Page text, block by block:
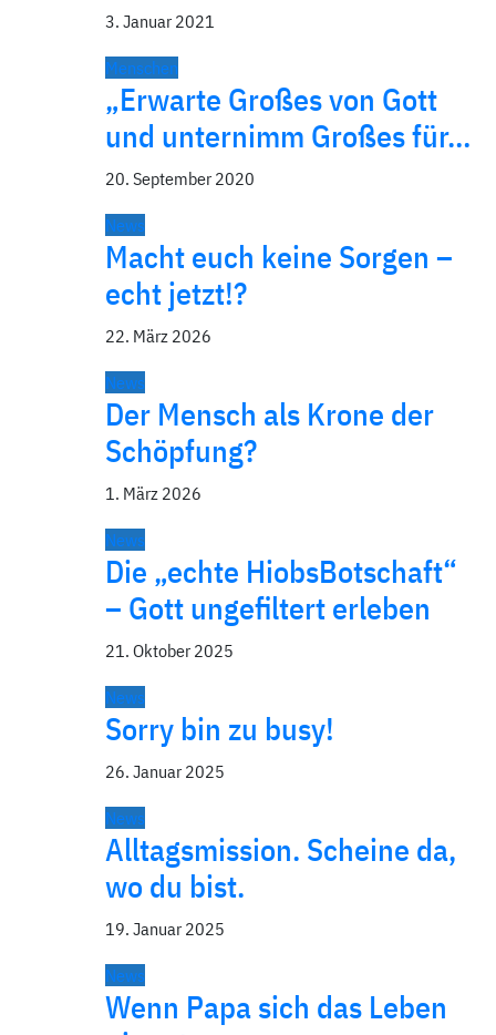
3. Januar 2021
Menschen
„Erwarte Großes von Gott
und unternimm Großes für…
20. September 2020
News
Macht euch keine Sorgen –
echt jetzt!?
22. März 2026
News
Der Mensch als Krone der
Schöpfung?
1. März 2026
News
Die „echte HiobsBotschaft“
– Gott ungefiltert erleben
21. Oktober 2025
News
Sorry bin zu busy!
26. Januar 2025
News
Alltagsmission. Scheine da,
wo du bist.
19. Januar 2025
News
Wenn Papa sich das Leben